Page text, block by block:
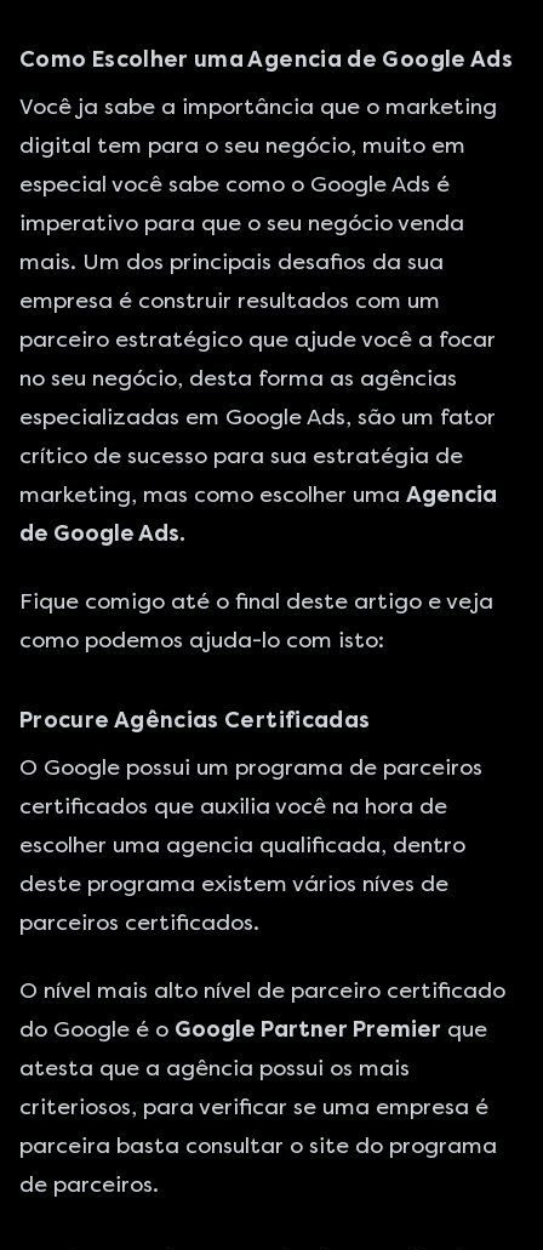
Como Escolher uma Agencia de Google Ads
Você ja sabe a importância que o marketing
digital tem para o seu negócio, muito em
especial você sabe como o Google Ads é
imperativo para que o seu negócio venda
mais. Um dos principais desafios da sua
empresa é construir resultados com um
parceiro estratégico que ajude você a focar
no seu negócio, desta forma as agências
especializadas em Google Ads, são um fator
crítico de sucesso para sua estratégia de
marketing, mas como escolher uma Agencia
de Google Ads.
Fique comigo até o final deste artigo e veja
como podemos ajuda-lo com isto:
Procure Agências Certificadas
O Google possui um programa de parceiros
certificados que auxilia você na hora de
escolher uma agencia qualificada, dentro
deste programa existem vários níves de
parceiros certificados.
O nível mais alto nível de parceiro certificado
do Google é o Google Partner Premier que
atesta que a agência possui os mais
criteriosos, para verificar se uma empresa é
parceira basta consultar o site do programa
de parceiros.